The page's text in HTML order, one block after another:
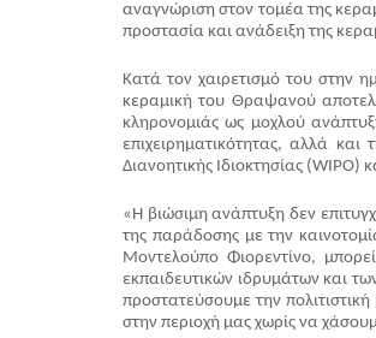
αναγνώριση στον τομέα της
προστασία και ανάδειξη της
Κατά τον χαιρετισμό του στην
κεραμική του Θραψανού
κληρονομιάς ως μοχλού
επιχειρηματικότητας, αλλά
Διανοητικής Ιδιοκτησίας (WIPO)
«Η βιώσιμη ανάπτυξη δεν
της παράδοσης με την
Μοντελούπο Φιορεντίνο,
εκπαιδευτικών ιδρυμάτων και
προστατεύσουμε την
στην περιοχή μας χωρίς να